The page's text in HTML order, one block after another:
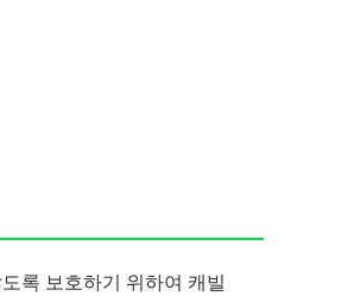
록 보호하기 위하여 캐빌